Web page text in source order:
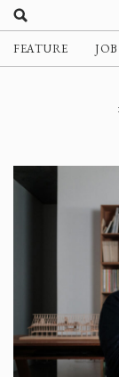
FEATURE JOB